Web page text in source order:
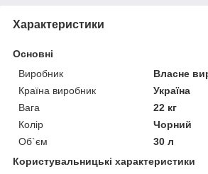
Характеристики
Основні
Виробник
Власне
Країна виробник
Україна
Вага
22 кг
Колір
Чорний
Об`єм
30 л
Користувальницькі характеристики